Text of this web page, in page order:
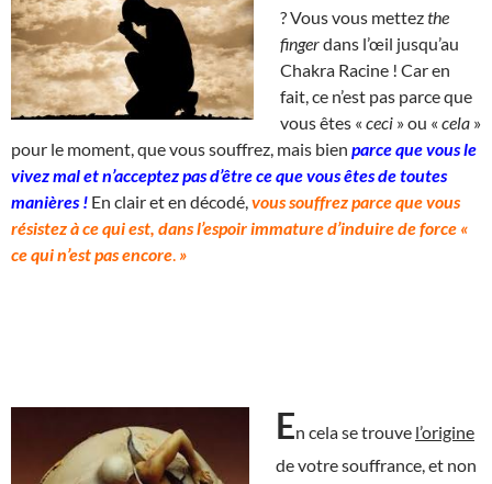
? Vous vous mettezthe
fingerdans l’œil jusqu’au
Chakra Racine ! Car en
fait, ce n’est pas parce que
vous êtes « ceci » ou « cela »
pour le moment, que vous souffrez, mais bien parce que vous le
vivez mal et n’acceptez pas d’être ce que vous êtes de toutes
manières ! En clair et en décodé, vous souffrez parce que vous
résistez à ce qui est, dans l’espoir immature d’induire de force «
ce qui n’est pas encore »
En cela se trouve l’origine
de votre souffrance, et non